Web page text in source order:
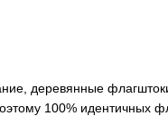
деревянные
100% идентичных